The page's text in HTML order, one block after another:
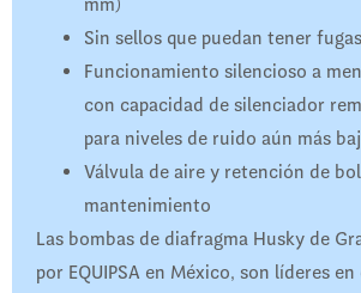
mm)
Sin sellos que puedan tener
Funcionamiento silencioso a
con capacidad de silenciador
para niveles de ruido aún más
Válvula de aire y retención de
mantenimiento
Las bombas de diafragma Husky de
por EQUIPSA en México, son líderes